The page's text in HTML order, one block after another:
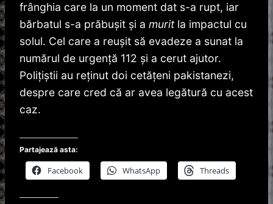
frânghia care la un moment dat s-a rupt, iar
bărbatul s-a prăbuşit şi a murit la impactul cu
solul. Cel care a reuşit să evadeze a sunat la
numărul de urgenţă 112 şi a cerut ajutor.
Polițiștii au reținut doi cetățeni pakistanezi,
despre care cred că ar avea legătură cu acest
caz.
Partajează asta:
Facebook WhatsApp Threads